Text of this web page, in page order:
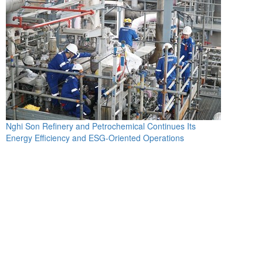
Nghi Son Refinery and Petrochemical Continues Its
Energy Efficiency and ESG-Oriented Operations